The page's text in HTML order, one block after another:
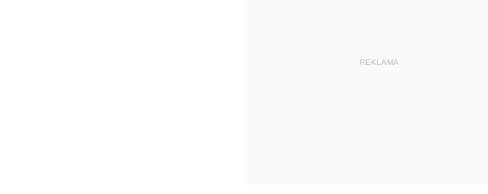
REKLAMA